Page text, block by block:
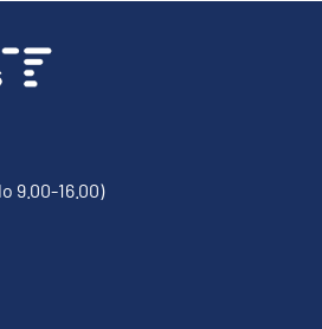
9.00-16.00)